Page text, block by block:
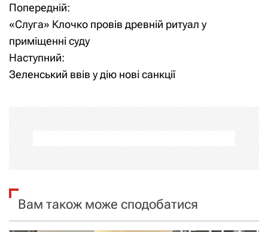
Н
а
в
г
а
ц
і
я
Попередній:
«Слуга» Клочко провів древній ритуал у
приміщенні суду
Наступний:
Зеленський ввів у дію нові санкції
Вам також може сподобатися